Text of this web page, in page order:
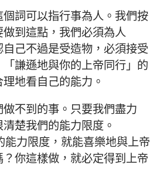
個詞可以指行事為人 。 我們按
做到這點 ， 我們必須為人
自己不過是受造物 ， 必須接受
「謙遜地與你的上帝同行」 的
理地看自己的能力 。
做不到的事 。 只要我們盡力
清楚我們的能力限度 。
能力限度 ， 就能喜樂地與上帝
？你這樣做 ， 就必定得到上帝